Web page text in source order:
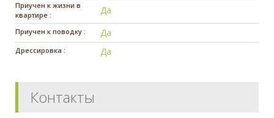
Приучен к жизни в
квартире :
Да
Приучен к поводку : Да
Дрессировка : Да
Контакты